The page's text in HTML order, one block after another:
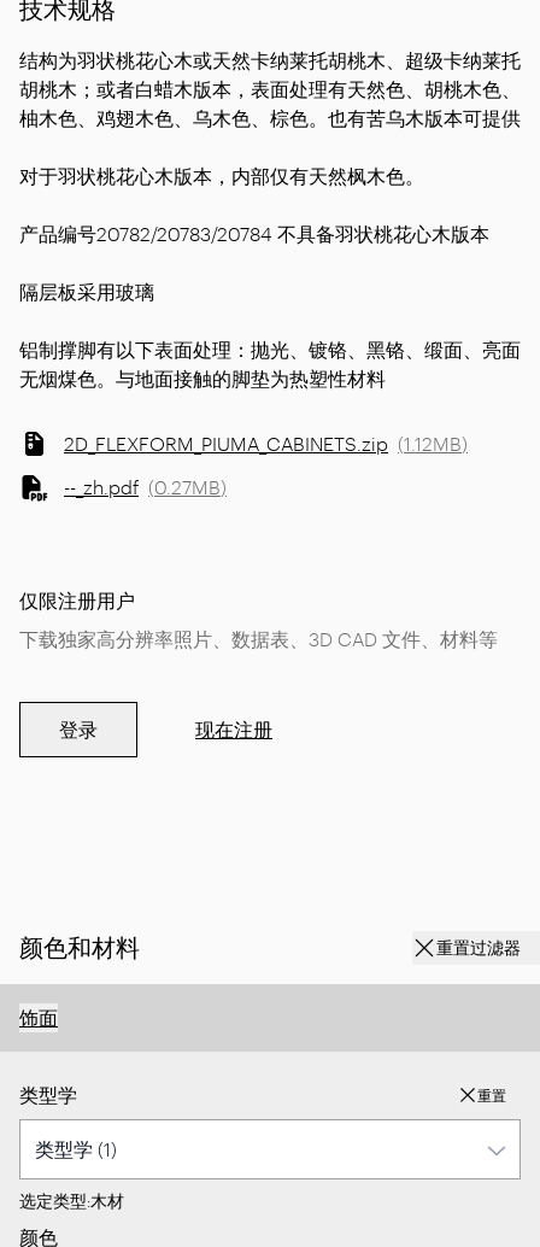
技术规格
结构为羽状桃花心木或天然卡纳莱托胡桃木、超级卡纳莱托
胡桃木；或者白蜡木版本，表面处理有天然色、胡桃木色、
柚木色、鸡翅木色、乌木色、棕色。也有苦乌木版本可提供
对于羽状桃花心木版本，内部仅有天然枫木色。
产品编号20782/20783/20784 不具备羽状桃花心木版本
隔层板采用玻璃
铝制撑脚有以下表面处理：抛光、镀铬、黑铬、缎面、亮面
无烟煤色。与地面接触的脚垫为热塑性材料
2D_FLEXFORM_PIUMA_CABINETS.zip (1.12MB)
--_zh.pdf (0.27MB)
仅限注册用户
下载独家高分辨率照片、数据表、3D CAD 文件、材料等
登录 现在注册
颜色和材料 重置过滤器
饰面
类型学 重置
选定类型:木材
颜色